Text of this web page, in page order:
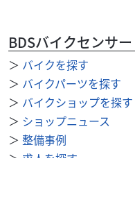
BDSバイクセンサー
＞ バイクを探す
＞ バイクパーツを探す
＞ バイクショップを探す
＞ ショップニュース
＞ 整備事例
＞ 求人を探す